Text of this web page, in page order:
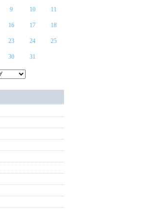
9 10 11
16 17 18
23 24 25
30 31